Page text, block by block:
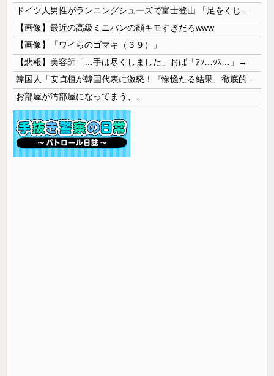
ドイツ人男性がランニングシューズで富士登山 「足をくじいて動けない」
【画像】最近の高級ミニバンの顔キモすぎだろwww
【画像】「ワイらのゴマキ（３９）」
【悲報】美容師「…手は尽くしました」おば「ｱｯ…ｯｽ…」→
韓国人「安貞桓が韓国代表に激怒！『惨憺たる結果、徹底的な刷新が必要だ』と監督や協会を痛烈批判」
お部屋が汚部屋になってまう、、